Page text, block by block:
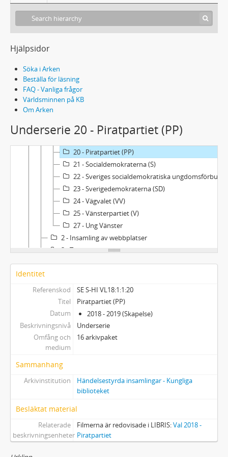
Hjälpsidor
Söka i Arken
Beställa för läsning
FAQ - Vanliga frågor
Världsminnen på KB
Om Arken
Underserie 20 - Piratpartiet (PP)
8 - Klassiskt liberala partiet (KLP)
9 - Kommunistiska partiet (K)
14 - Medborgerlig samling (MED)
15 - Miljöpartiet de gröna (MP)
17 - Moderaterna (M)
16 - Grön Ungdom (GU)
19 - Nordiska motståndsrörelsen (NMR)
20 - Piratpartiet (PP)
21 - Socialdemokraterna (S)
22 - Sveriges socialdemokratiska ungdomsförbund (SSU)
23 - Sverigedemokraterna (SD)
24 - Vägvalet (VV)
25 - Vänsterpartiet (V)
27 - Ung Vänster
2 - Insamling av webbplatser
3 - Twitter
2 - Tryckt Material (320 Statsvetenskap)
Identitet
Referenskod
SE S-HI VL18:1:1:20
Titel
Piratpartiet (PP)
Datum
2018 - 2019 (Skapelse)
Beskrivningsnivå
Underserie
Omfång och
medium
16 arkivpaket
Sammanhang
Arkivinstitution
Händelsestyrda insamlingar - Kungliga
biblioteket
Besläktat material
Relaterade
beskrivningsenheter
Filmerna är redovisade i LIBRIS:Val 2018 -
Piratpartiet